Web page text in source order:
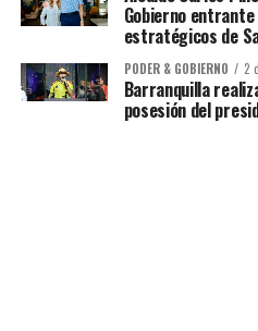
Gobierno
estratégicos de
PODER & GOBIERNO 2
Barranquilla
posesión del